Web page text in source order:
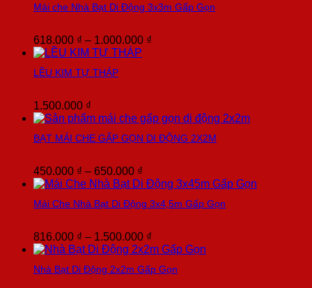
900.000 ₫
Mái che Nhà Bạt Di Động 3x3m Gấp Gọn
618.000 ₫ – 1.000.000 ₫
LỀU KIM TỰ THÁP
1.500.000 ₫
BẠT MÁI CHE GẤP GỌN DI ĐỘNG 2X2M
450.000 ₫ – 650.000 ₫
giá:
450.000 ₫
650.000 ₫
Mái Che Nhà Bạt Di Động 3x4,5m Gấp Gọn
816.000 ₫ – 1.500.000 ₫
giá:
816.000 ₫
Nhà Bạt Di Động 2x2m Gấp Gọn